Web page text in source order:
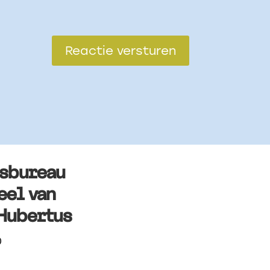
Reactie versturen
van